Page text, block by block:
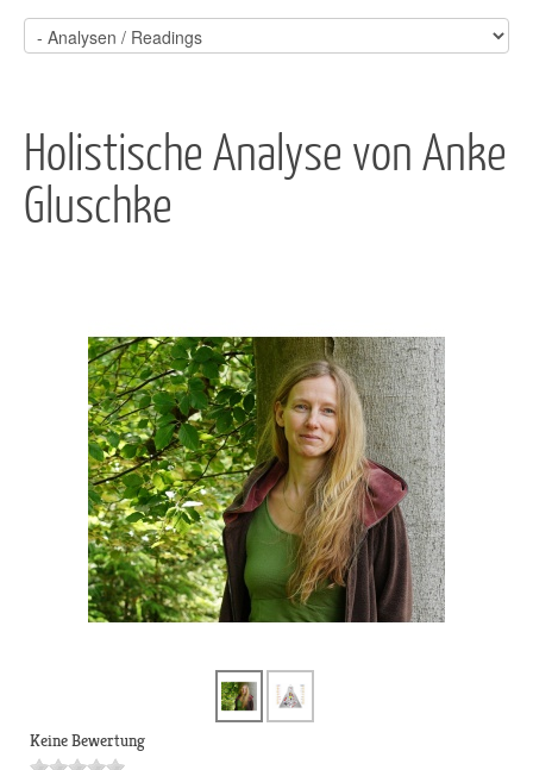
Holistische Analyse von Anke
Gluschke
Keine Bewertung